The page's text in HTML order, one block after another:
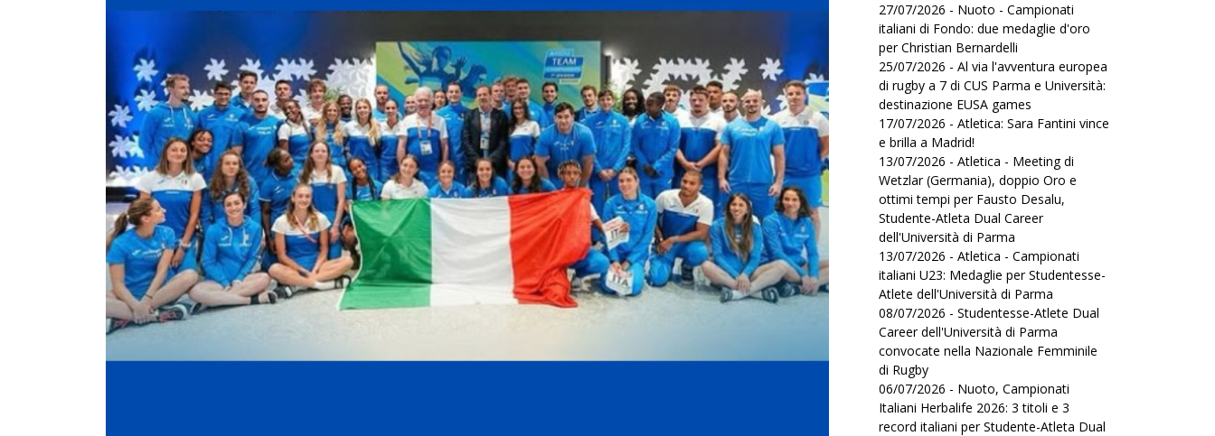
27/07/2026 - Nuoto - Campionati
italiani di Fondo: due medaglie d'oro
per Christian Bernardelli
25/07/2026 - Al via l'avventura europea
di rugby a 7 di CUS Parma e Università:
destinazione EUSA games
17/07/2026 - Atletica: Sara Fantini vince
e brilla a Madrid!
13/07/2026 - Atletica - Meeting di
Wetzlar (Germania), doppio Oro e
ottimi tempi per Fausto Desalu,
Studente-Atleta Dual Career
dell'Università di Parma
13/07/2026 - Atletica - Campionati
italiani U23: Medaglie per Studentesse-
Atlete dell'Università di Parma
08/07/2026 - Studentesse-Atlete Dual
Career dell'Università di Parma
convocate nella Nazionale Femminile
di Rugby
06/07/2026 - Nuoto, Campionati
Italiani Herbalife 2026: 3 titoli e 3
record italiani per Studente-Atleta Dual